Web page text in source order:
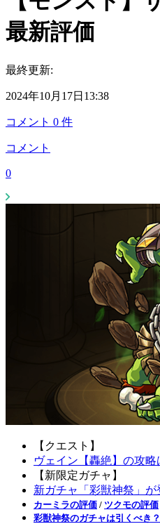
最新評価
最終更新:
2024年10月17日13:38
コメント 0 件
コメント
0
【クエスト】
ヴェイン【轟絶】の攻略
【新限定ガチャ】
新ガチャ「彩獣神祭」が
カーミラの評価 / ツクモの評価
彩獣神祭のガチャは引くべき？